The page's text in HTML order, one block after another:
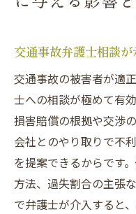
交通事故弁護士相談
交通事故の被害者が適
士への相談が極めて有
損害賠償の根拠や交渉
会社とのやり取りで不
を提案できるからです
方法、過失割合の主張
で弁護士が介入すると